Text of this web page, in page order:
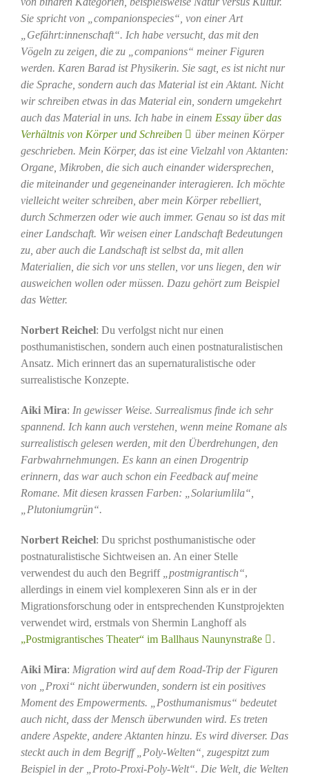
Sie spricht von „companionspecies“, von einer Art
„Gefährt:innenschaft“. Ich habe versucht, das mit den
Vögeln zu zeigen, die zu „companions“ meiner Figuren
werden. Karen Barad ist Physikerin. Sie sagt, es ist nicht nur
die Sprache, sondern auch das Material ist ein Aktant. Nicht
wir schreiben etwas in das Material ein, sondern umgekehrt
auch das Material in uns. Ich habe in einem Essay über das
Verhältnis von Körper und Schreiben
über meinen Körper
geschrieben. Mein Körper, das ist eine Vielzahl von Aktanten:
Organe, Mikroben, die sich auch einander widersprechen,
die miteinander und gegeneinander interagieren. Ich möchte
vielleicht weiter schreiben, aber mein Körper rebelliert,
durch Schmerzen oder wie auch immer. Genau so ist das mit
einer Landschaft. Wir weisen einer Landschaft Bedeutungen
zu, aber auch die Landschaft ist selbst da, mit allen
Materialien, die sich vor uns stellen, vor uns liegen, den wir
ausweichen wollen oder müssen. Dazu gehört zum Beispiel
das Wetter.
Norbert Reichel: Du verfolgst nicht nur einen
posthumanistischen, sondern auch einen postnaturalistischen
Ansatz. Mich erinnert das an supernaturalistische oder
surrealistische Konzepte.
Aiki Mira: In gewisser Weise. Surrealismus finde ich sehr
spannend. Ich kann auch verstehen, wenn meine Romane als
surrealistisch gelesen werden, mit den Überdrehungen, den
Farbwahrnehmungen. Es kann an einen Drogentrip
erinnern, das war auch schon ein Feedback auf meine
Romane. Mit diesen krassen Farben: „Solariumlila“,
„Plutoniumgrün“.
Norbert Reichel: Du sprichst posthumanistische oder
postnaturalistische Sichtweisen an. An einer Stelle
verwendest du auch den Begriff
„postmigrantisch“,
allerdings in einem viel komplexeren Sinn als er in der
Migrationsforschung oder in entsprechenden Kunstprojekten
verwendet wird, erstmals von Shermin Langhoff als
„Postmigrantisches Theater“ im Ballhaus Naunynstraße
.
Aiki Mira: Migration wird auf dem Road-Trip der Figuren
von „Proxi“ nicht überwunden, sondern ist ein positives
Moment des Empowerments. „Posthumanismus“ bedeutet
auch nicht, dass der Mensch überwunden wird. Es treten
andere Aspekte, andere Aktanten hinzu. Es wird diverser. Das
steckt auch in dem Begriff „Poly-Welten“, zugespitzt zum
Beispiel in der „Proto-Proxi-Poly-Welt“. Die Welt, die Welten